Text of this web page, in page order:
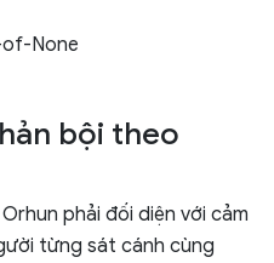
bội theo
phải đối diện với cảm
từng sát cánh cùng